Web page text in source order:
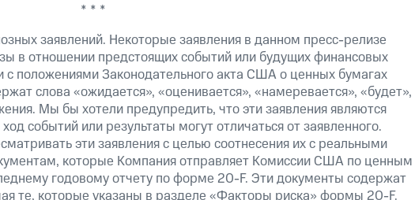
* * *
заявлений. Некоторые заявления в данном пресс-релизе
в отношении предстоящих событий или будущих финансовых
с положениями Законодательного акта США о ценных бумагах
слова «ожидается», «оценивается», «намеревается», «будет»,
Мы бы хотели предупредить, что эти заявления являются
событий или результаты могут отличаться от заявленного.
эти заявления с целью соотнесения их с реальными
которые Компания отправляет Комиссии США по ценным
годовому отчету по форме 20-F. Эти документы содержат